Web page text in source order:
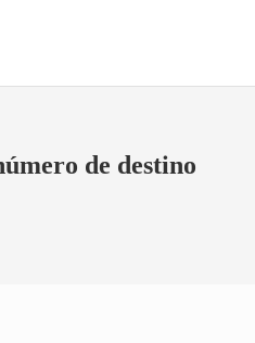
de destino